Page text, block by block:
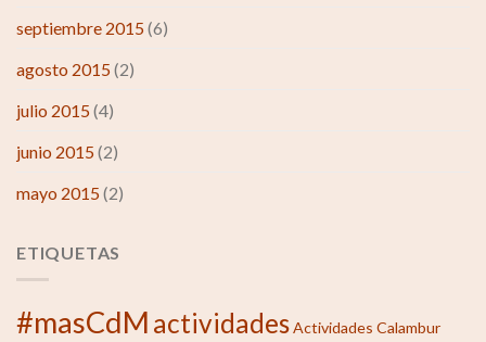
septiembre 2015(6)
agosto 2015(2)
julio 2015(4)
junio 2015(2)
mayo 2015(2)
ETIQUETAS
#masCdM actividadesActividades Calambur